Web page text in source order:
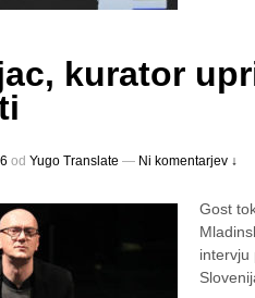
kurator
оd Yugo Translate — Ni komentarjev ↓
Gost
intervju